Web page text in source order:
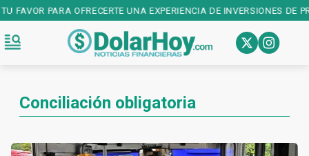
PARA OFRECERTE UNA EXPERIENCIA DE INVERSIONES DE
Conciliación obligatoria